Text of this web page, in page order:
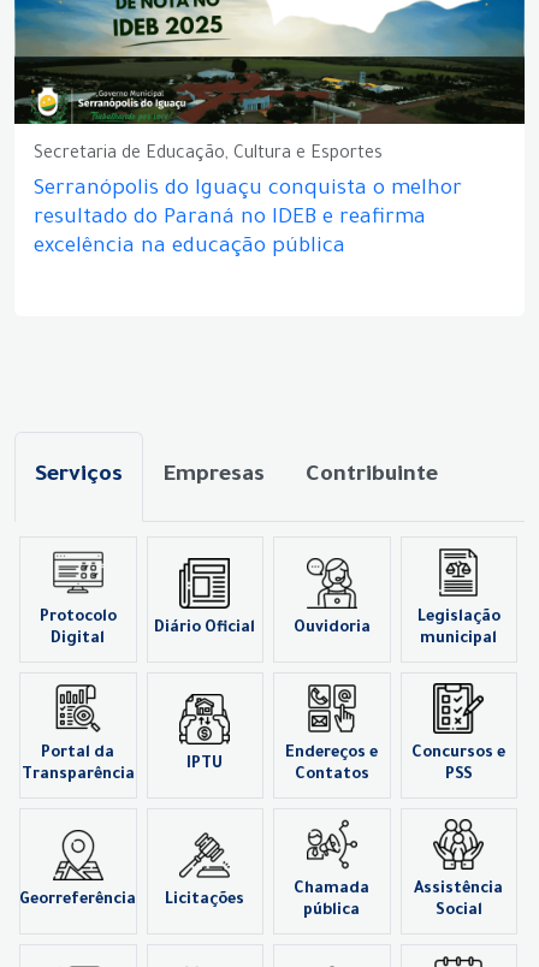
Secretaria de Educação, Cultura e Esportes
Serranópolis do Iguaçu conquista o melhor
resultado do Paraná no IDEB e reafirma
excelência na educação pública
Serviços Empresas Contribuinte
Protocolo
Digital
Diário Oficial Ouvidoria
Legislação
municipal
Portal da
Transparência
IPTU
Endereços e
Contatos
Concursos e
PSS
Georreferência Licitações
Chamada
pública
Assistência
Social